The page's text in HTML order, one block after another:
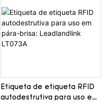
Etiqueta de etiqueta RFID
autodestrutiva para uso em